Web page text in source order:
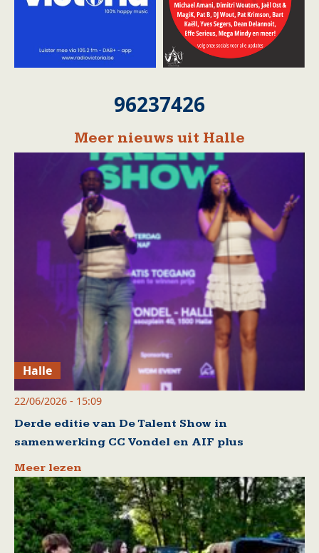
96237426
Meer nieuws uit Halle
Halle
22/06/2026 - 15:09
Derde editie van De Talent Show in
samenwerking CC Vondel en AIF plus
Meer lezen